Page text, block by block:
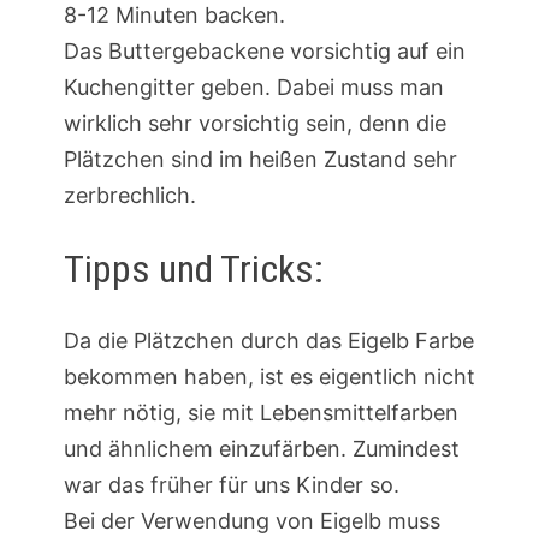
8-12 Minuten backen.
Das Buttergebackene vorsichtig auf ein
Kuchengitter geben. Dabei muss man
wirklich sehr vorsichtig sein, denn die
Plätzchen sind im heißen Zustand sehr
zerbrechlich.
Tipps und Tricks:
Da die Plätzchen durch das Eigelb Farbe
bekommen haben, ist es eigentlich nicht
mehr nötig, sie mit Lebensmittelfarben
und ähnlichem einzufärben. Zumindest
war das früher für uns Kinder so.
Bei der Verwendung von Eigelb muss